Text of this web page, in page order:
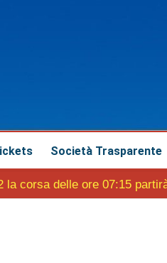
Società Trasparente
corsa delle ore 07:15